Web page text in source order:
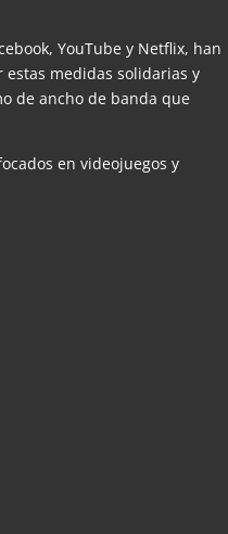
YouTube y Netflix, han
medidas solidarias y
de ancho de banda que
en videojuegos y